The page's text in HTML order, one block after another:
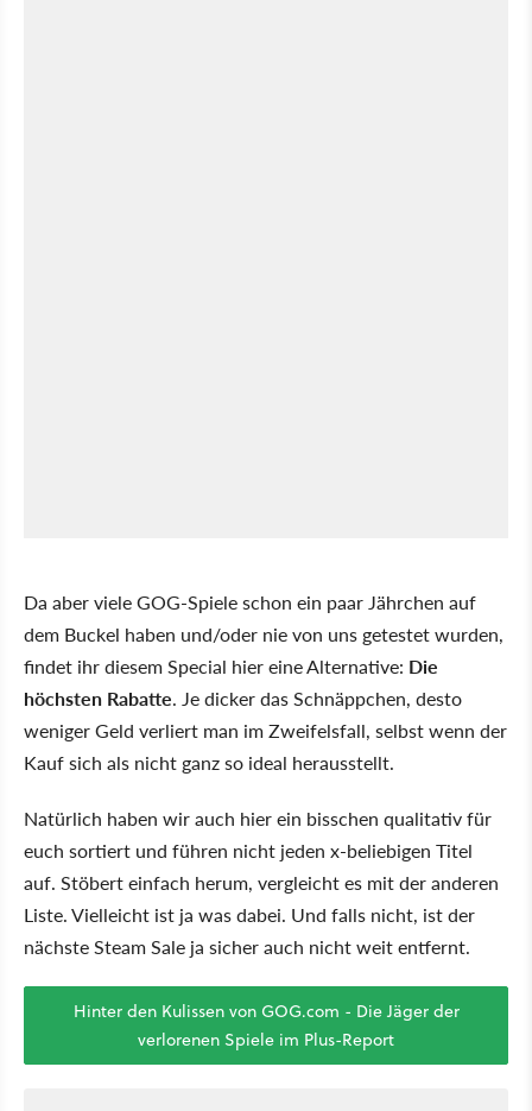
Da aber viele GOG-Spiele schon ein paar Jährchen auf
dem Buckel haben und/oder nie von uns getestet wurden,
findet ihr diesem Special hier eine Alternative: Die
höchsten Rabatte. Je dicker das Schnäppchen, desto
weniger Geld verliert man im Zweifelsfall, selbst wenn der
Kauf sich als nicht ganz so ideal herausstellt.
Natürlich haben wir auch hier ein bisschen qualitativ für
euch sortiert und führen nicht jeden x-beliebigen Titel
auf. Stöbert einfach herum, vergleicht es mit der anderen
Liste. Vielleicht ist ja was dabei. Und falls nicht, ist der
nächste Steam Sale ja sicher auch nicht weit entfernt.
Hinter den Kulissen von GOG.com - Die Jäger der
verlorenen Spiele im Plus-Report